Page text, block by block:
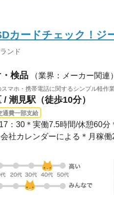
カードチェック！ジ
ンド
検品 （業界：メーカー関連）
マホ・携帯電話に関するシンプル軽作
潮見駅（徒歩10分）
通費一部支給
：30＊実働7.5時間/休憩60分
社カレンダーによる＊月稼